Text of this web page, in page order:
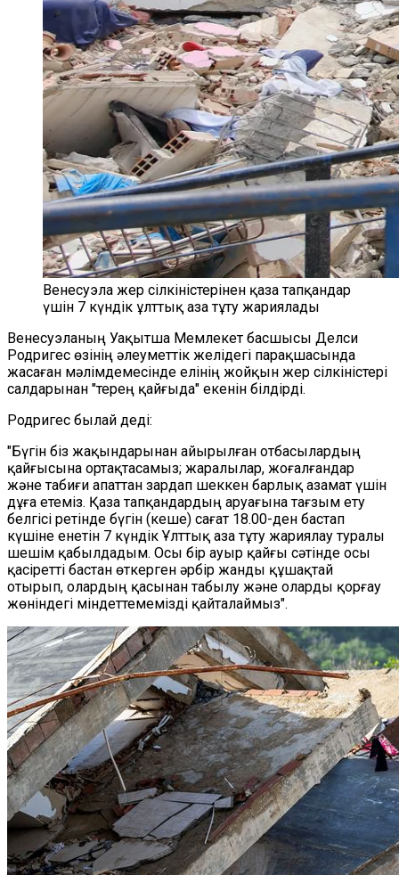
Венесуэла жер сілкіністерінен қаза тапқандар
үшін 7 күндік ұлттық аза тұту жариялады
Венесуэланың Уақытша Мемлекет басшысы Делси
Родригес өзінің әлеуметтік желідегі парақшасында
жасаған мәлімдемесінде елінің жойқын жер сілкіністері
салдарынан "терең қайғыда" екенін білдірді.
Родригес былай деді:
"Бүгін біз жақындарынан айырылған отбасылардың
қайғысына ортақтасамыз; жаралылар, жоғалғандар
және табиғи апаттан зардап шеккен барлық азамат үшін
дұға етеміз. Қаза тапқандардың аруағына тағзым ету
белгісі ретінде бүгін (кеше) сағат 18.00-ден бастап
күшіне енетін 7 күндік Ұлттық аза тұту жариялау туралы
шешім қабылдадым. Осы бір ауыр қайғы сәтінде осы
қасіретті бастан өткерген әрбір жанды құшақтай
отырып, олардың қасынан табылу және оларды қорғау
жөніндегі міндеттемемізді қайталаймыз".